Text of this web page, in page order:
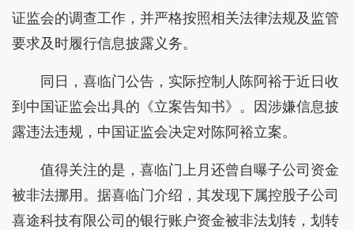
证监会的调查工作，并严格按照相关法律法规及监管
要求及时履行信息披露义务。
同日，喜临门公告，实际控制人陈阿裕于近日收
到中国证监会出具的《立案告知书》。因涉嫌信息披
露违法违规，中国证监会决定对陈阿裕立案。
值得关注的是，喜临门上月还曾自曝子公司资金
被非法挪用。据喜临门介绍，其发现下属控股子公司
喜途科技有限公司的银行账户资金被非法划转，划转